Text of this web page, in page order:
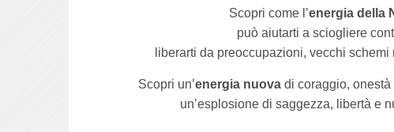
Scopri come l’energia della
può aiutarti a sciogliere
liberarti da preoccupazioni, vecchi
Scopri un’energia nuova di coraggio,
un’esplosione di saggezza, libertà e